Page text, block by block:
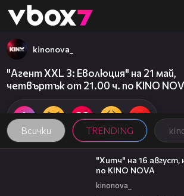
👾
Всички TRENDING
kinonova_
"Агент XXL 3: Еволюция" на 21 май,
четвъртък от 21.00 ч. по KINO
00:30
"Хитч" на 16 август,
по KINO NOVA
kinonova_